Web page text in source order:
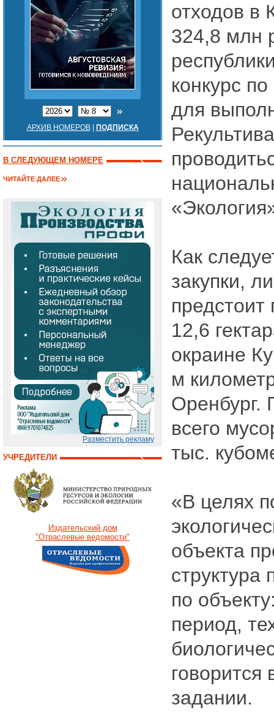
АРХИВ НОМЕРОВ| ПОДПИСКА
В СЛЕДУЮЩЕМ НОМЕРЕ
ЧИТАЙТЕ ДАЛЕЕ
Разместить рекламу
УЧРЕДИТЕЛИ
Издательский дом
"Отраслевые ведомости"
отходов в
324,8 млн
конкурс
для
Как
закупки,
12,6
окраине
м
всего
тыс.
«В целях
объекта
структура
по
период,
говорится
задании.